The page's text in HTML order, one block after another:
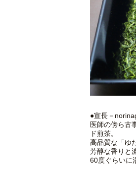
●宣長－
医師の傍ら古
ド煎茶。
高品質な「ゆ
芳醇な香りと
60度ぐらいに